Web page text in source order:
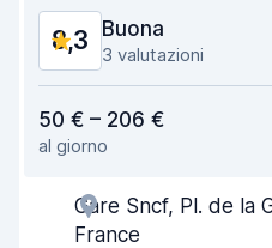
8,3 Buona
3 valutazioni
Facile da trovare
Gentilezza degli agenti
50 € – 206 €
al giorno
Gare Sncf, Pl. de la
France